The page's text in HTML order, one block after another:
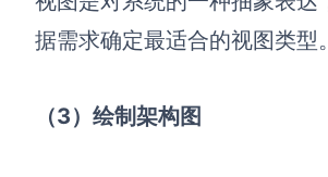
据需求确定最适合的视图类型。
（3）绘制架构图